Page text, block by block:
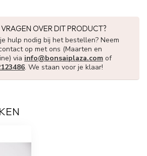
OVER DIT PRODUCT?
hulp nodig bij het bestellen? Neem
op met ons (Maarten en
via info@bonsaiplaza.com of
. We staan voor je klaar!